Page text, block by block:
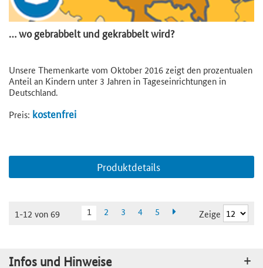
… wo gebrabbelt und gekrabbelt wird?
Unsere Themenkarte vom Oktober 2016 zeigt den prozentualen
Anteil an Kindern unter 3 Jahren in Tageseinrichtungen in
Deutschland.
Preis: kostenfrei
Produktdetails
1-12 von 69 Zeige
1 2 3 4 5
Infos und Hinweise